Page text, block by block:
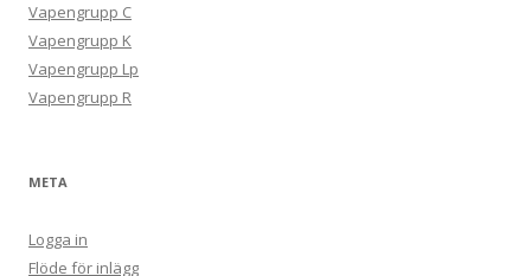
Vapengrupp C
Vapengrupp K
Vapengrupp Lp
Vapengrupp R
META
Logga in
Flöde för inlägg